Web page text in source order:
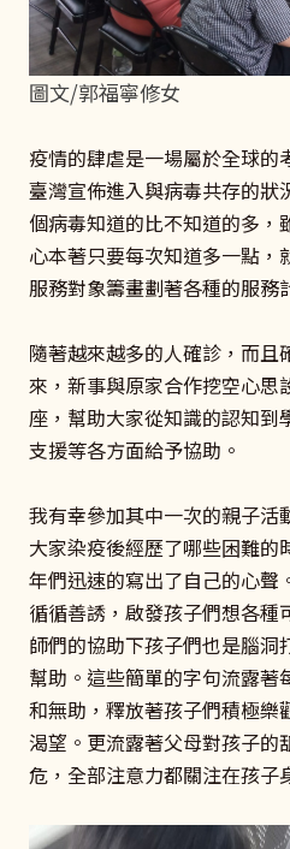
圖文/郭福寧修女
疫情的肆虐是一場屬於全球
臺灣宣佈進入與病毒共存的狀
個病毒知道的比不知道的多，
心本著只要每次知道多一點
服務對象籌畫劃著各種的服務
隨著越來越多的人確診，而
來，新事與原家合作挖空心思
座，幫助大家從知識的認知到
支援等各方面給予協助。
我有幸參加其中一次的親子活
大家染疫後經歷了哪些困難的
年們迅速的寫出了自己的心聲
循循善誘，啟發孩子們想各
師們的協助下孩子們也是腦
幫助。這些簡單的字句流露
和無助，釋放著孩子們積極樂
渴望。更流露著父母對孩子的
危，全部注意力都關注在孩子